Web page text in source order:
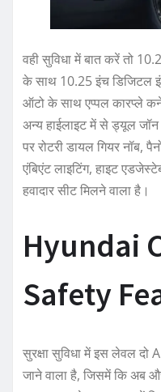
वही सुविधा में बात करें तो
के साथ 10.25 इंच डिजिटल
ऑटो के साथ एप्पल कारप्ले
अन्य हाईलाइट में से ड्यूल
पर रोटरी डायल गियर नॉब,
एंबिएंट लाइटिंग, हाइट
हवादार सीट मिलने वाला है।
Hyundai
Safety
सुरक्षा सुविधा में इस लेवल
जाने वाला है, जिसमें कि अब